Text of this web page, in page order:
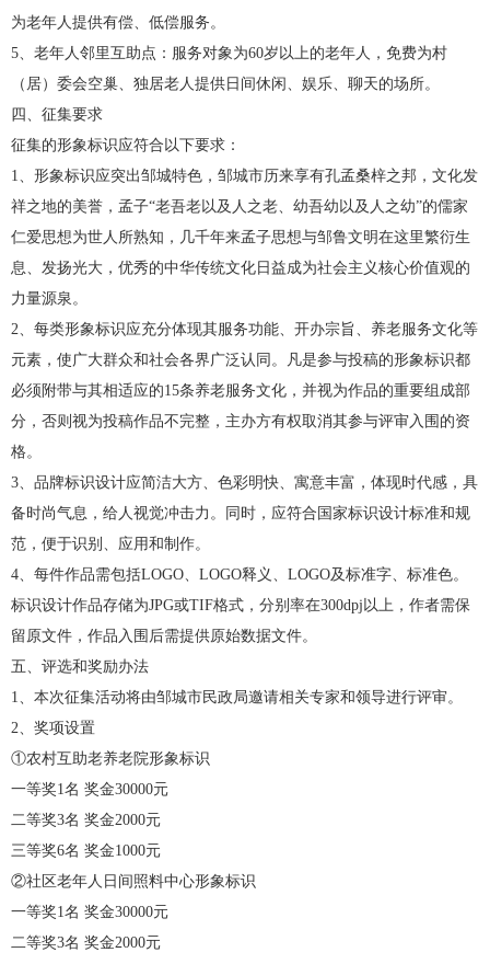
为老年人提供有偿、低偿服务。
5、老年人邻里互助点：服务对象为60岁以上的老年人，免费为村
（居）委会空巢、独居老人提供日间休闲、娱乐、聊天的场所。
四、征集要求
征集的形象标识应符合以下要求：
1、形象标识应突出邹城特色，邹城市历来享有孔孟桑梓之邦，文化发
祥之地的美誉，孟子“老吾老以及人之老、幼吾幼以及人之幼”的儒家
仁爱思想为世人所熟知，几千年来孟子思想与邹鲁文明在这里繁衍生
息、发扬光大，优秀的中华传统文化日益成为社会主义核心价值观的
力量源泉。
2、每类形象标识应充分体现其服务功能、开办宗旨、养老服务文化等
元素，使广大群众和社会各界广泛认同。凡是参与投稿的形象标识都
必须附带与其相适应的15条养老服务文化，并视为作品的重要组成部
分，否则视为投稿作品不完整，主办方有权取消其参与评审入围的资
格。
3、品牌标识设计应简洁大方、色彩明快、寓意丰富，体现时代感，具
备时尚气息，给人视觉冲击力。同时，应符合国家标识设计标准和规
范，便于识别、应用和制作。
4、每件作品需包括LOGO、LOGO释义、LOGO及标准字、标准色。
标识设计作品存储为JPG或TIF格式，分别率在300dpj以上，作者需保
留原文件，作品入围后需提供原始数据文件。
五、评选和奖励办法
1、本次征集活动将由邹城市民政局邀请相关专家和领导进行评审。
2、奖项设置
①农村互助老养老院形象标识
一等奖1名 奖金30000元
二等奖3名 奖金2000元
三等奖6名 奖金1000元
②社区老年人日间照料中心形象标识
一等奖1名 奖金30000元
二等奖3名 奖金2000元